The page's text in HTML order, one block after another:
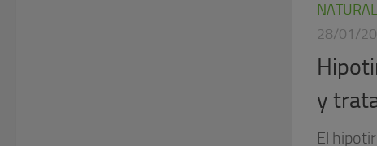
28/01/
y
El